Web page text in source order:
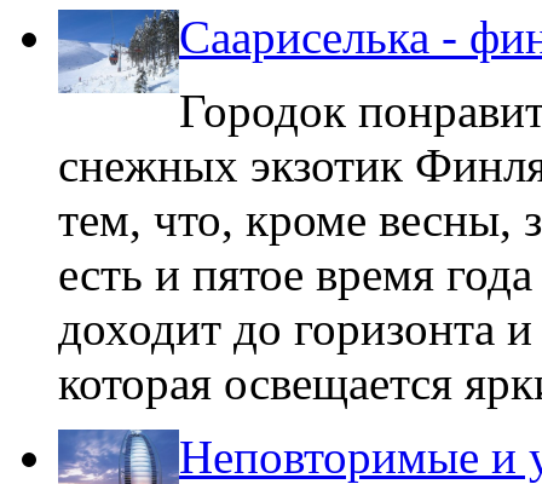
Саариселька -
Городок
снежных экзотик
тем, что, кроме весны,
есть и пятое время
доходит до горизонта
которая освещается
Неповторимые и